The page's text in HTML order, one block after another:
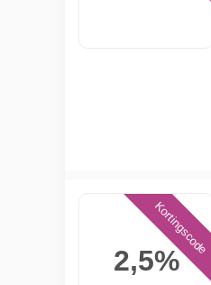
2,5%
Kortingscode